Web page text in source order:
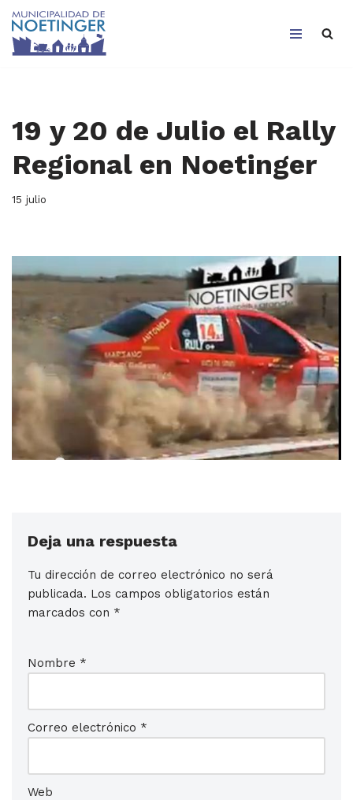
Saltar
19 y 20 de Julio el Rally
Regional en Noetinger
15 julio
Deja una respuesta
Tu dirección de correo electrónico no será
publicada. Los campos obligatorios están
marcados con *
Nombre *
Correo electrónico *
Web